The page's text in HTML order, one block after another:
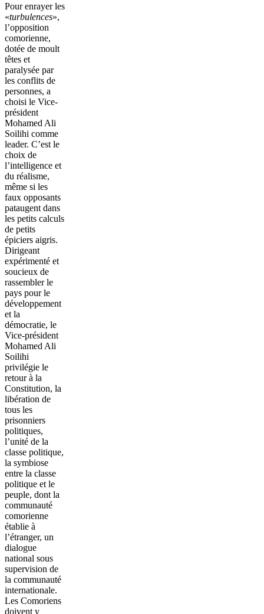
Pour enrayer les
«turbulences»,
l’opposition
comorienne,
dotée de moult
têtes et
paralysée par
les conflits de
personnes, a
choisi le Vice-
président
Mohamed Ali
Soilihi comme
leader. C’est le
choix de
l’intelligence et
du réalisme,
même si les
faux opposants
pataugent dans
les petits calculs
de petits
épiciers aigris.
Dirigeant
expérimenté et
soucieux de
rassembler le
pays pour le
développement
et la
démocratie, le
Vice-président
Mohamed Ali
Soilihi
privilégie le
retour à la
Constitution, la
libération de
tous les
prisonniers
politiques,
l’unité de la
classe politique,
la symbiose
entre la classe
politique et le
peuple, dont la
communauté
comorienne
établie à
l’étranger, un
dialogue
national sous
supervision de
la communauté
internationale.
Les Comoriens
doivent y